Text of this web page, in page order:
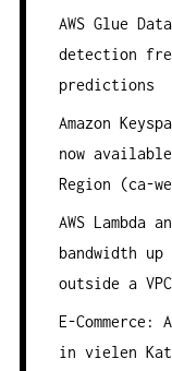
AWS Glue
detection
predictions
Amazon
now
Region (ca-
AWS Lambda
bandwidth
outside a VPC
E-
in vielen